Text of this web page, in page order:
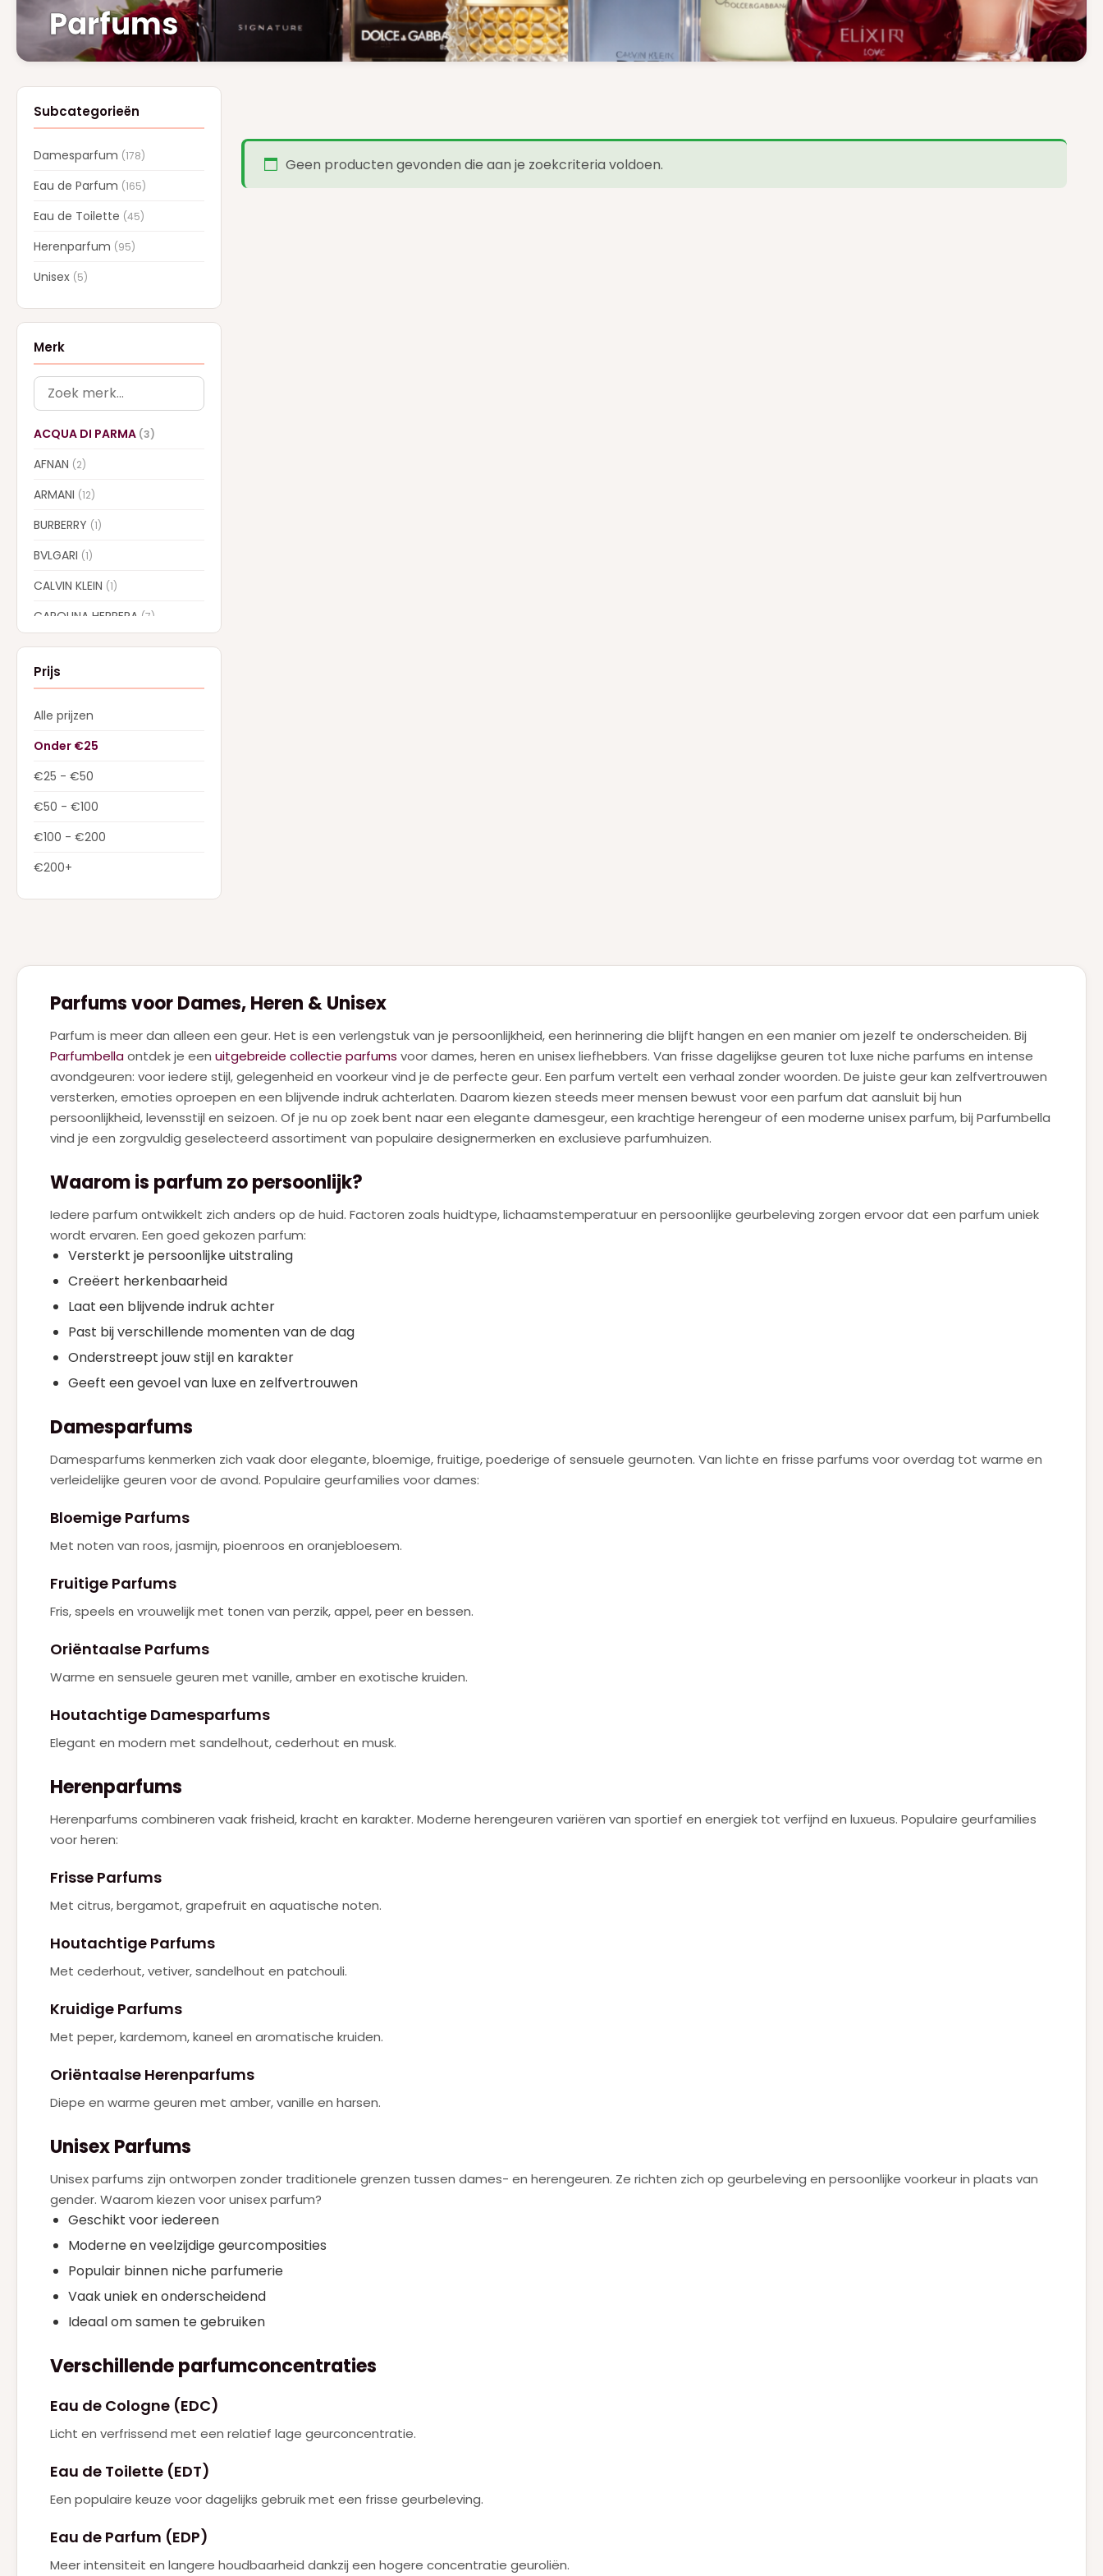
Parfums
Subcategorieën
Damesparfum (178)
Eau de Parfum (165)
Eau de Toilette (45)
Herenparfum (95)
Unisex (5)
Merk
ACQUA DI PARMA (3)
AFNAN (2)
ARMANI (12)
BURBERRY (1)
BVLGARI (1)
CALVIN KLEIN (1)
CAROLINA HERRERA (7)
CARTIER(1)
CHLOE
CREED
DIOR
Dolce & Gabbana
DSQUARED2
ELIE SAAB(4)
FERRAGAMO
HUGO BOSS (7)
JEAN PAUL GAULTIER(18)
JIMMY CHOO(1)
JUICY COUTURE(1)
JULIETTE HAS A GUN(4)
KENZO
KILIAN
LANCOME(9)
LATAFFA(1)
MARC JACOBS(2)
MUGLER ALIEN GODDESS (7)
NEJMA(1)
PACO RABANNE(14)
RALPH LAUREN
SERGE LUTENS(1)
TOM FORD(5)
VALENTINO(15)
VERSACE(3)
VIKTOR & ROLF(5)
YVES SAINT LAURENT(15)
Prijs
Alle prijzen
Onder €25
€25 - €50
€50 - €100
€100 - €200
€200+
Geen producten gevonden die aan je zoekcriteria voldoen.
Parfums voor Dames, Heren & Unisex
Parfum is meer dan alleen een geur. Het is een verlengstuk van je persoonlijkheid, een herinnering die blijft hangen en een manier om jezelf te onderscheiden. Bij
Parfumbellaontdek je een uitgebreide collectie parfums voor dames, heren en unisex liefhebbers. Van frisse dagelijkse geuren tot luxe niche parfums en intense
avondgeuren: voor iedere stijl, gelegenheid en voorkeur vind je de perfecte geur. Een parfum vertelt een verhaal zonder woorden. De juiste geur kan zelfvertrouwen
versterken, emoties oproepen en een blijvende indruk achterlaten. Daarom kiezen steeds meer mensen bewust voor een parfum dat aansluit bij hun
persoonlijkheid, levensstijl en seizoen. Of je nu op zoek bent naar een elegante damesgeur, een krachtige herengeur of een moderne unisex parfum, bij Parfumbella
vind je een zorgvuldig geselecteerd assortiment van populaire designermerken en exclusieve parfumhuizen.
Waarom is parfum zo persoonlijk?
Iedere parfum ontwikkelt zich anders op de huid. Factoren zoals huidtype, lichaamstemperatuur en persoonlijke geurbeleving zorgen ervoor dat een parfum uniek
wordt ervaren. Een goed gekozen parfum:
Versterkt je persoonlijke uitstraling
Creëert herkenbaarheid
Laat een blijvende indruk achter
Past bij verschillende momenten van de dag
Onderstreept jouw stijl en karakter
Geeft een gevoel van luxe en zelfvertrouwen
Damesparfums
Damesparfums kenmerken zich vaak door elegante, bloemige, fruitige, poederige of sensuele geurnoten. Van lichte en frisse parfums voor overdag tot warme en
verleidelijke geuren voor de avond. Populaire geurfamilies voor dames:
Bloemige Parfums
Met noten van roos, jasmijn, pioenroos en oranjebloesem.
Fruitige Parfums
Fris, speels en vrouwelijk met tonen van perzik, appel, peer en bessen.
Oriëntaalse Parfums
Warme en sensuele geuren met vanille, amber en exotische kruiden.
Houtachtige Damesparfums
Elegant en modern met sandelhout, cederhout en musk.
Herenparfums
Herenparfums combineren vaak frisheid, kracht en karakter. Moderne herengeuren variëren van sportief en energiek tot verfijnd en luxueus. Populaire geurfamilies
voor heren:
Frisse Parfums
Met citrus, bergamot, grapefruit en aquatische noten.
Houtachtige Parfums
Met cederhout, vetiver, sandelhout en patchouli.
Kruidige Parfums
Met peper, kardemom, kaneel en aromatische kruiden.
Oriëntaalse Herenparfums
Diepe en warme geuren met amber, vanille en harsen.
Unisex Parfums
Unisex parfums zijn ontworpen zonder traditionele grenzen tussen dames- en herengeuren. Ze richten zich op geurbeleving en persoonlijke voorkeur in plaats van
gender. Waarom kiezen voor unisex parfum?
Geschikt voor iedereen
Moderne en veelzijdige geurcomposities
Populair binnen niche parfumerie
Vaak uniek en onderscheidend
Ideaal om samen te gebruiken
Verschillende parfumconcentraties
Eau de Cologne (EDC)
Licht en verfrissend met een relatief lage geurconcentratie.
Eau de Toilette (EDT)
Een populaire keuze voor dagelijks gebruik met een frisse geurbeleving.
Eau de Parfum (EDP)
Meer intensiteit en langere houdbaarheid dankzij een hogere concentratie geuroliën.